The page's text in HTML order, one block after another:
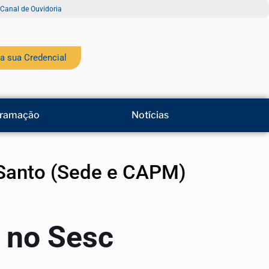
Canal de Ouvidoria
sua Credencial
Notícias
(Sede e CAPM)
Sesc